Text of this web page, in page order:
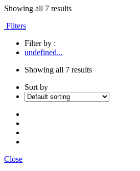
Showing all 7 results
Filters
Filter by :
undefined...
Showing all 7 results
Sort by
Close